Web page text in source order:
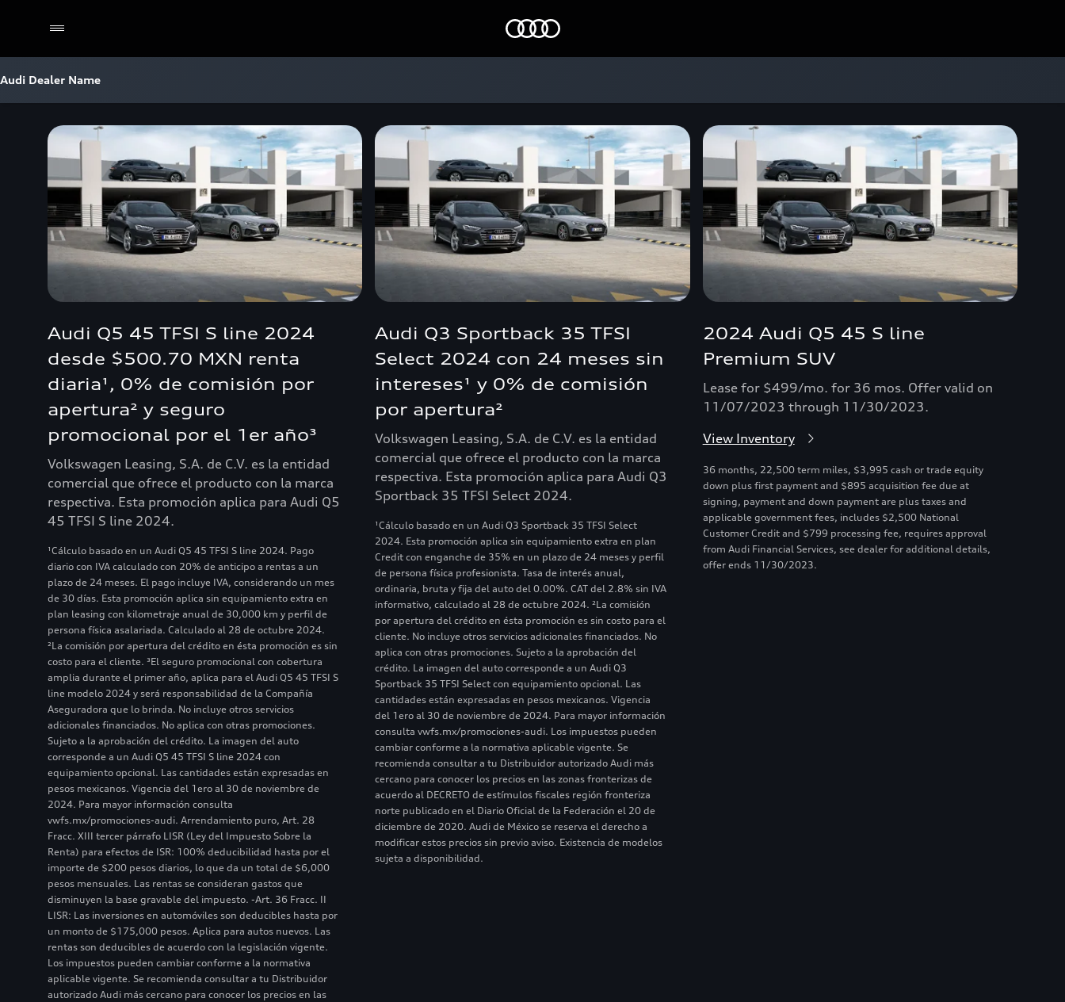
Audi Dealer Name
Audi Q5 45 TFSI S line 2024
desde $500.70 MXN renta
diaria¹, 0% de comisión por
apertura² y seguro
promocional por el 1er año³
Volkswagen Leasing, S.A. de C.V. es la entidad
comercial que ofrece el producto con la marca
respectiva. Esta promoción aplica para Audi Q5
45 TFSI S line 2024.
¹Cálculo basado en un Audi Q5 45 TFSI S line 2024. Pago
diario con IVA calculado con 20% de anticipo a rentas a un
plazo de 24 meses. El pago incluye IVA, considerando un mes
de 30 días. Esta promoción aplica sin equipamiento extra en
plan leasing con kilometraje anual de 30,000 km y perfil de
persona física asalariada. Calculado al 28 de octubre 2024.
²La comisión por apertura del crédito en ésta promoción es sin
costo para el cliente. ³El seguro promocional con cobertura
amplia durante el primer año, aplica para el Audi Q5 45 TFSI S
line modelo 2024 y será responsabilidad de la Compañía
Aseguradora que lo brinda. No incluye otros servicios
adicionales financiados. No aplica con otras promociones.
Sujeto a la aprobación del crédito. La imagen del auto
corresponde a un Audi Q5 45 TFSI S line 2024 con
equipamiento opcional. Las cantidades están expresadas en
pesos mexicanos. Vigencia del 1ero al 30 de noviembre de
2024. Para mayor información consulta
vwfs.mx/promociones-audi. Arrendamiento puro, Art. 28
Fracc. XIII tercer párrafo LISR (Ley del Impuesto Sobre la
Renta) para efectos de ISR: 100% deducibilidad hasta por el
importe de $200 pesos diarios, lo que da un total de $6,000
pesos mensuales. Las rentas se consideran gastos que
disminuyen la base gravable del impuesto. -Art. 36 Fracc. II
LISR: Las inversiones en automóviles son deducibles hasta por
un monto de $175,000 pesos. Aplica para autos nuevos. Las
rentas son deducibles de acuerdo con la legislación vigente.
Los impuestos pueden cambiar conforme a la normativa
aplicable vigente. Se recomienda consultar a tu Distribuidor
autorizado Audi más cercano para conocer los precios en las
Audi Q3 Sportback 35 TFSI
Select 2024 con 24 meses sin
intereses¹ y 0% de comisión
por apertura²
Volkswagen Leasing, S.A. de C.V. es la entidad
comercial que ofrece el producto con la marca
respectiva. Esta promoción aplica para Audi Q3
Sportback 35 TFSI Select 2024.
¹Cálculo basado en un Audi Q3 Sportback 35 TFSI Select
2024. Esta promoción aplica sin equipamiento extra en plan
Credit con enganche de 35% en un plazo de 24 meses y perfil
de persona física profesionista. Tasa de interés anual,
ordinaria, bruta y fija del auto del 0.00%. CAT del 2.8% sin IVA
informativo, calculado al 28 de octubre 2024. ²La comisión
por apertura del crédito en ésta promoción es sin costo para el
cliente. No incluye otros servicios adicionales financiados. No
aplica con otras promociones. Sujeto a la aprobación del
crédito. La imagen del auto corresponde a un Audi Q3
Sportback 35 TFSI Select con equipamiento opcional. Las
cantidades están expresadas en pesos mexicanos. Vigencia
del 1ero al 30 de noviembre de 2024. Para mayor información
consulta vwfs.mx/promociones-audi. Los impuestos pueden
cambiar conforme a la normativa aplicable vigente. Se
recomienda consultar a tu Distribuidor autorizado Audi más
cercano para conocer los precios en las zonas fronterizas de
acuerdo al DECRETO de estímulos fiscales región fronteriza
norte publicado en el Diario Oficial de la Federación el 20 de
diciembre de 2020. Audi de México se reserva el derecho a
modificar estos precios sin previo aviso. Existencia de modelos
sujeta a disponibilidad.
2024 Audi Q5 45 S line
Premium SUV
Lease for $499/mo. for 36 mos. Offer valid on
11/07/2023 through 11/30/2023.
View Inventory
36 months, 22,500 term miles, $3,995 cash or trade equity
down plus first payment and $895 acquisition fee due at
signing, payment and down payment are plus taxes and
applicable government fees, includes $2,500 National
Customer Credit and $799 processing fee, requires approval
from Audi Financial Services, see dealer for additional details,
offer ends 11/30/2023.